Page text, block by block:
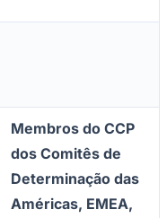
Membros do CCP
dos Comitês de
Determinação das
Américas, EMEA,